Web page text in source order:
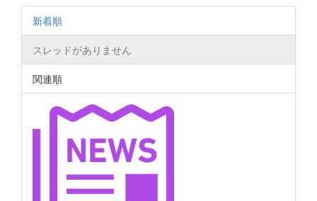
新着順
スレッドがありません
関連順